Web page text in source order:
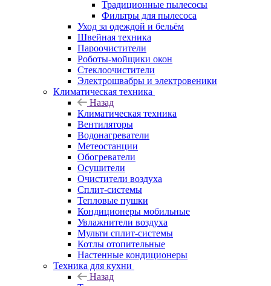
Традиционные пылесосы
Фильтры для пылесоса
Уход за одеждой и бельём
Швейная техника
Пароочистители
Роботы-мойщики окон
Стеклоочистители
Электрошвабры и электровеники
Климатическая техника
Назад
Климатическая техника
Вентиляторы
Водонагреватели
Метеостанции
Обогреватели
Осушители
Очистители воздуха
Сплит-системы
Тепловые пушки
Кондиционеры мобильные
Увлажнители воздуха
Мульти сплит-системы
Котлы отопительные
Настенные кондиционеры
Техника для кухни
Назад